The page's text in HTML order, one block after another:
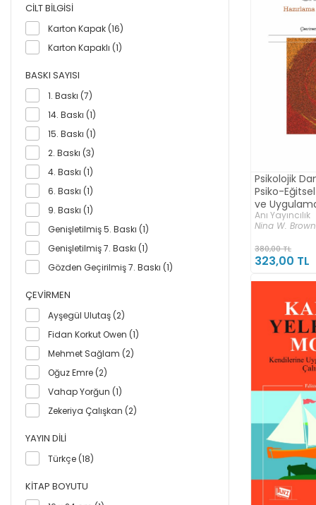
Fidan Korkut Owen (1)
Filiz Dinç Yurtal (1)
Gay Poehnell (1)
Günseli Girgin (1)
Hülya Şahin (1)
Levent YAYCI (1)
Mahmut ARIKAN (1)
Mark Pattern (1)
Mehmet Ali Çakır (1)
Mehmet Güven (1)
Mustafa KOÇ (1)
Mustafa Kutlu (1)
Mücahit Aslan (1)
Nalan Akduman (1)
Norman Amundson (1)
Özlem Karaırmak (1)
Özlem Yeşim Özbek (1)
Pervin Oya Taneri (1)
Ramazan Akdoğan (1)
Sare Terzi (1)
Seher Balcı (1)
Semra GÜVEN (1)
Serdar ÖZMEN (1)
Şerife Terzi (1)
CILT BILGISI
Karton Kapak (16)
Karton Kapaklı (1)
BASKI SAYISI
1. Baskı (7)
14. Baskı (1)
15. Baskı (1)
2. Baskı (3)
4. Baskı (1)
6. Baskı (1)
9. Baskı (1)
Genişletilmiş 5. Baskı (1)
Genişletilmiş 7. Baskı (1)
Gözden Geçirilmiş 7. Baskı (1)
ÇEVIRMEN
Ayşegül Ulutaş (2)
Fidan Korkut Owen (1)
Mehmet Sağlam (2)
Oğuz Emre (2)
Vahap Yorğun (1)
Zekeriya Çalışkan (2)
YAYIN DILI
Türkçe (18)
KITAP BOYUTU
Psikolojik
Psiko-
ve
Anı Yayıncılık
Nina W. Brown
380,00 TL
323,00 TL